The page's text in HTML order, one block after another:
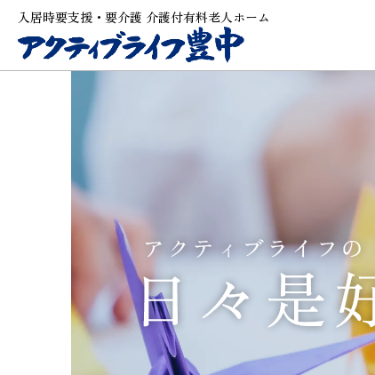
入居時要支援・要介護 介護付有料老人ホーム